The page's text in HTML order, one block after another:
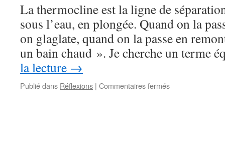
La thermocline est la ligne de
sous l’eau, en plongée. Quand on la
on glaglate, quand on la passe en
un bain chaud ». Je cherche un terme
la lecture →
Publié dans Réflexions | Commentaires ferméssur